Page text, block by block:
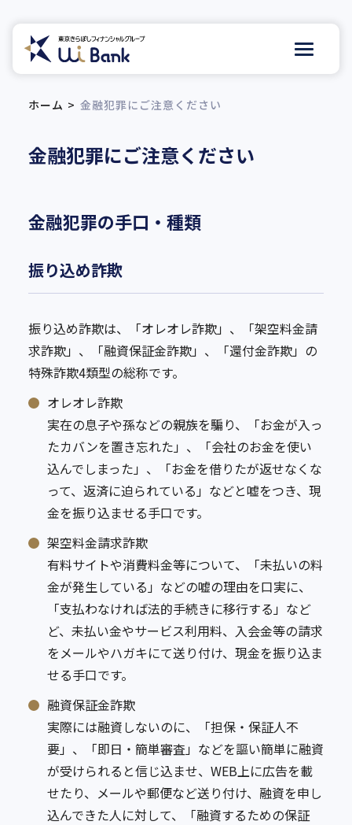
ホーム 金融犯罪にご注意ください
金融犯罪にご注意ください
金融犯罪の手口・種類
振り込め詐欺
振り込め詐欺は、「オレオレ詐欺」、「架空料金請
求詐欺」、「融資保証金詐欺」、「還付金詐欺」の
特殊詐欺4類型の総称です。
オレオレ詐欺
実在の息子や孫などの親族を騙り、「お金が入っ
たカバンを置き忘れた」、「会社のお金を使い
込んでしまった」、「お金を借りたが返せなくな
って、返済に迫られている」などと嘘をつき、現
金を振り込ませる手口です。
架空料金請求詐欺
有料サイトや消費料金等について、「未払いの料
金が発生している」などの嘘の理由を口実に、
「支払わなければ法的手続きに移行する」など
ど、未払い金やサービス利用料、入会金等の請求
をメールやハガキにて送り付け、現金を振り込ま
せる手口です。
融資保証金詐欺
実際には融資しないのに、「担保・保証人不
要」、「即日・簡単審査」などを謳い簡単に融資
が受けられると信じ込ませ、WEB上に広告を載
せたり、メールや郵便など送り付け、融資を申し
込んできた人に対して、「融資するための保証